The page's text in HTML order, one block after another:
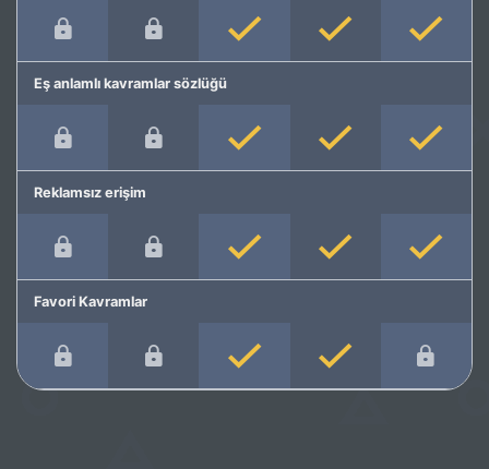
Eş anlamlı kavramlar sözlüğü
Reklamsız erişim
Favori Kavramlar